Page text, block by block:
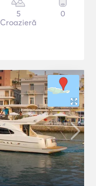
5
Croazieră
0